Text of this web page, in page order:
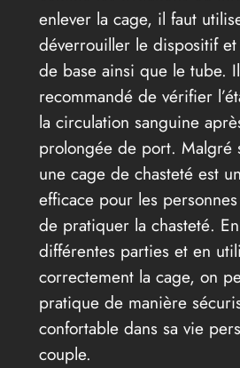
enlever la cage, il faut
déverrouiller le dispositif et
de base ainsi que le tube.
recommandé de vérifier
la circulation sanguine
prolongée de port. Malgré
une cage de chasteté est
efficace pour les
de pratiquer la chasteté.
différentes parties et en
correctement la cage, on
pratique de manière
confortable dans sa vie
couple.